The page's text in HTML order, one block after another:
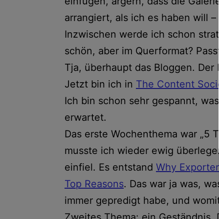
arrangiert, als ich es haben will
Inzwischen werde ich schon
schön, aber im Querformat?
Tja, überhaupt das Bloggen. Der
Jetzt bin ich in The Content
Ich bin schon sehr gespannt,
erwartet.
Das erste Wochenthema war „5
musste ich wieder ewig
einfiel. Es entstand Why
Top Reasons. Das war ja was,
immer gepredigt habe, und